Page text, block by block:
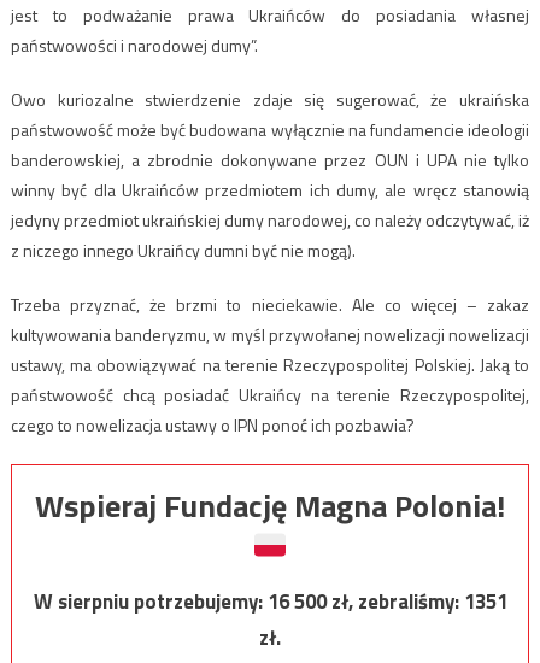
jest to podważanie prawa Ukraińców do posiadania własnej
państwowości i narodowej dumy”.
Owo kuriozalne stwierdzenie zdaje się sugerować, że ukraińska
państwowość może być budowana wyłącznie na fundamencie ideologii
banderowskiej, a zbrodnie dokonywane przez OUN i UPA nie tylko
winny być dla Ukraińców przedmiotem ich dumy, ale wręcz stanowią
jedyny przedmiot ukraińskiej dumy narodowej, co należy odczytywać, iż
z niczego innego Ukraińcy dumni być nie mogą).
Trzeba przyznać, że brzmi to nieciekawie. Ale co więcej – zakaz
kultywowania banderyzmu, w myśl przywołanej nowelizacji nowelizacji
ustawy, ma obowiązywać na terenie Rzeczypospolitej Polskiej. Jaką to
państwowość chcą posiadać Ukraińcy na terenie Rzeczypospolitej,
czego to nowelizacja ustawy o IPN ponoć ich pozbawia?
Wspieraj Fundację Magna Polonia!
W sierpniu potrzebujemy:16 500zł, zebraliśmy:1351
zł.